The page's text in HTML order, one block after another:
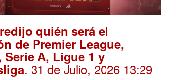
quién será el
de Premier League,
Serie A, Ligue 1 y
. 31 de Julio, 2026 13:29